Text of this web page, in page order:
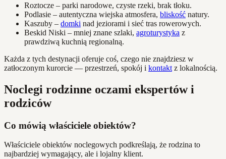
Roztocze – parki narodowe, czyste rzeki, brak tłoku.
Podlasie – autentyczna wiejska atmosfera, bliskość natury.
Kaszuby – domki nad jeziorami i sieć tras rowerowych.
Beskid Niski – mniej znane szlaki, agroturystyka z
prawdziwą kuchnią regionalną.
Każda z tych destynacji oferuje coś, czego nie znajdziesz w
zatłoczonym kurorcie — przestrzeń, spokój i kontakt z lokalnością.
Noclegi rodzinne oczami ekspertów i
rodziców
Co mówią właściciele obiektów?
Właściciele obiektów noclegowych podkreślają, że rodzina to
najbardziej wymagający, ale i lojalny klient.